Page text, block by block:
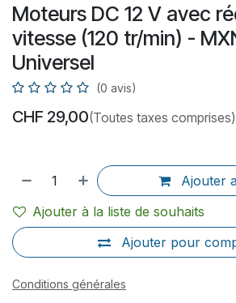
Moteurs DC 12 V avec
vitesse (120 tr/min) -
Universel
(0 avis)
CHF 29,00(Toutes taxes comprises)
Ajouter
Ajouter pour
Ajouter à la liste de souhaits
Conditions générales